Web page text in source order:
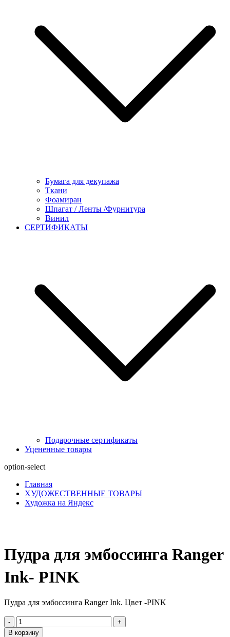
Бумага для декупажа
Ткани
Фоамиран
Шпагат / Ленты /Фурнитура
Винил
СЕРТИФИКАТЫ
Подарочные сертификаты
Уцененные товары
option-select
Главная
ХУДОЖЕСТВЕННЫЕ ТОВАРЫ
Художка на Яндекс
Пудра для эмбоссинга Ranger
Ink- PINK
Пудра для эмбоссинга Ranger Ink. Цвет -PINK
-
+
В корзину